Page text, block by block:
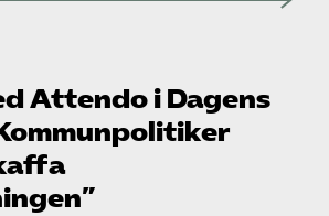
Attendo i Dagens